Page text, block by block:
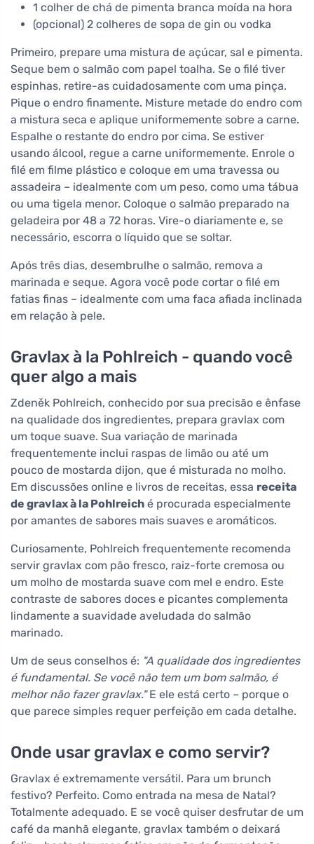
1 colher de chá de pimenta branca moída na hora
(opcional) 2 colheres de sopa de gin ou vodka
Primeiro, prepare uma mistura de açúcar, sal e pimenta.
Seque bem o salmão com papel toalha. Se o filé tiver
espinhas, retire-as cuidadosamente com uma pinça.
Pique o endro finamente. Misture metade do endro com
a mistura seca e aplique uniformemente sobre a carne.
Espalhe o restante do endro por cima. Se estiver
usando álcool, regue a carne uniformemente. Enrole o
filé em filme plástico e coloque em uma travessa ou
assadeira – idealmente com um peso, como uma tábua
ou uma tigela menor. Coloque o salmão preparado na
geladeira por 48 a 72 horas. Vire-o diariamente e, se
necessário, escorra o líquido que se soltar.
Após três dias, desembrulhe o salmão, remova a
marinada e seque. Agora você pode cortar o filé em
fatias finas – idealmente com uma faca afiada inclinada
em relação à pele.
Gravlax à la Pohlreich - quando você
quer algo a mais
Zdeněk Pohlreich, conhecido por sua precisão e ênfase
na qualidade dos ingredientes, prepara gravlax com
um toque suave. Sua variação de marinada
frequentemente inclui raspas de limão ou até um
pouco de mostarda dijon, que é misturada no molho.
Em discussões online e livros de receitas, essa receita
de gravlax à la Pohlreich é procurada especialmente
por amantes de sabores mais suaves e aromáticos.
Curiosamente, Pohlreich frequentemente recomenda
servir gravlax com pão fresco, raiz-forte cremosa ou
um molho de mostarda suave com mel e endro. Este
contraste de sabores doces e picantes complementa
lindamente a suavidade aveludada do salmão
marinado.
Um de seus conselhos é: "A qualidade dos ingredientes
é fundamental. Se você não tem um bom salmão, é
melhor não fazer gravlax."E ele está certo – porque o
que parece simples requer perfeição em cada detalhe.
Onde usar gravlax e como servir?
Gravlax é extremamente versátil. Para um brunch
festivo? Perfeito. Como entrada na mesa de Natal?
Totalmente adequado. E se você quiser desfrutar de um
café da manhã elegante, gravlax também o deixará